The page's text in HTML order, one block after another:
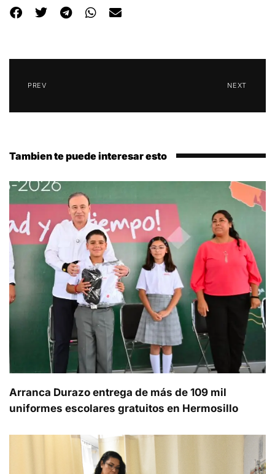
PREV NEXT
Tambien te puede interesar esto
Arranca Durazo entrega de más de 109 mil
uniformes escolares gratuitos en Hermosillo